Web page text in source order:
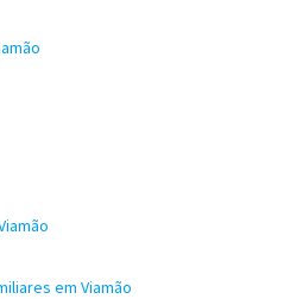
em Viamão